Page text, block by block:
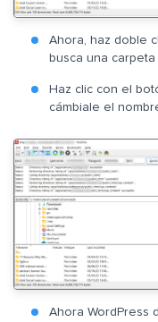
Ahora, haz doble
busca una carpeta
Haz clic con el
cámbiale el
Ahora WordPress